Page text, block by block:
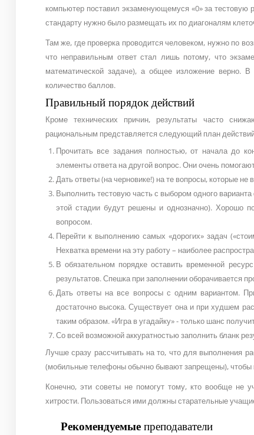
компьютер поставил экзаменующемуся «0» за тестовую
стандарту нужно было размещать их по диагоналям
Там же, где проверка проводится человеком, нужно по
что неправильным ответ стал лишь потому, что
математической задаче), а общее изложение верно.
количество баллов.
Правильный порядок действий
Кроме технических причин, результаты часто
рациональным представляется следующий план
Прочитать все задания полностью, от начала до
элементы ответа на другой вопрос. Они очень
Дать ответы (на черновике!) на те вопросы, которые
Выполнить тестовую часть с выбором одного
этой стадии будут решены и однозначно). Хорошо
вопросом.
Перейти к выполнению самых «дорогих» задач
Нехватка времени на эту работу – наиболее
В обязательном порядке оставить временной
результатов. Спешка при заполнении оборачивается
Дать ответы на все вопросы с одним вариантом.
достаточно высока. Существует она и при худшем
таким образом. «Игра в угадайку» - только шанс
Со всей возможной аккуратностью заполнить бланк
Лучше сразу рассчитывать на то, что для выполнения
(мобильные телефоны обычно бывают запрещены), чтобы
Конечно, эти советы не помогут тому, кто вообще не
хитрости. Пользоваться ими должны старательные
Рекомендуемыепреподаватели